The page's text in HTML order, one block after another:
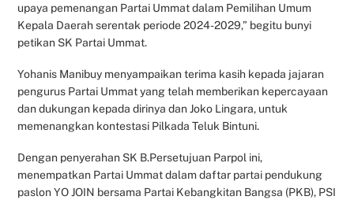
upaya pemenangan Partai Ummat dalam Pemilihan Umum
Kepala Daerah serentak periode 2024-2029,” begitu bunyi
petikan SK Partai Ummat.
Yohanis Manibuy menyampaikan terima kasih kepada jajaran
pengurus Partai Ummat yang telah memberikan kepercayaan
dan dukungan kepada dirinya dan Joko Lingara, untuk
memenangkan kontestasi Pilkada Teluk Bintuni.
Dengan penyerahan SK B.Persetujuan Parpol ini,
menempatkan Partai Ummat dalam daftar partai pendukung
paslon YO JOIN bersama Partai Kebangkitan Bangsa (PKB), PSI